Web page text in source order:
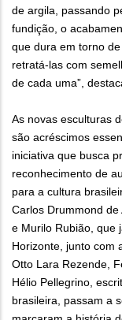
de argila, passando
fundição, o
que dura em torno
retratá-las com
de cada uma”,
As novas esculturas
são acréscimos
iniciativa que busca
reconhecimento de
para a cultura
Carlos Drummond
e Murilo Rubião, que
Horizonte, junto com
Otto Lara Rezende,
Hélio Pellegrino,
brasileira, passam a